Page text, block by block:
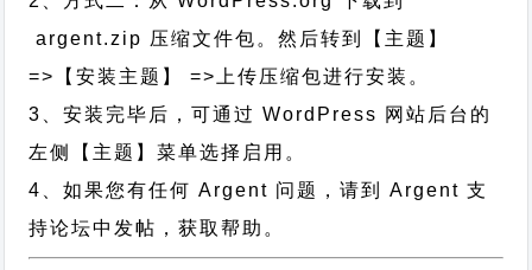
argent.zip 压缩文件包。然后转到【主题】
=>【安装主题】 =>上传压缩包进行安装。
3、安装完毕后，可通过 WordPress 网站后台的
左侧【主题】菜单选择启用。
4、如果您有任何 Argent 问题，请到 Argent 支
持论坛中发帖，获取帮助。